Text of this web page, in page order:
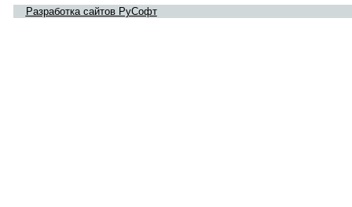
Разработка сайтов РуСофт